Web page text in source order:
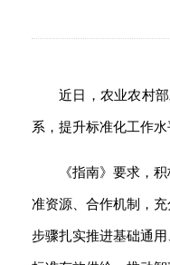
近日，农业农村
系，提升标准化工作
《指南》要求，
准资源、合作机制，
步骤扎实推进基础通